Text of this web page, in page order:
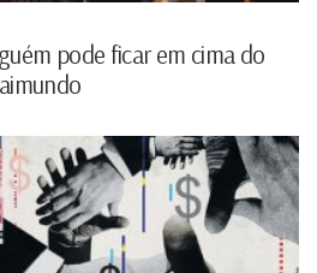
pode ficar em cima do